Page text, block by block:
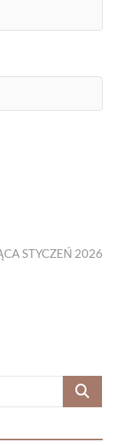
STYCZEŃ 2026
SZUKAJ